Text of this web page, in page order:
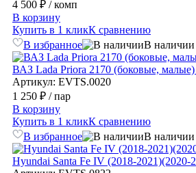
4 500 ₽ / комп
В корзину
Купить в 1 кликК сравнению
В избранное
В наличии
ВАЗ Lada Priora 2170 (боковые, малые)
Артикул: EVTS.0020
1 250 ₽ / пар
В корзину
Купить в 1 кликК сравнению
В избранное
В наличии
Hyundai Santa Fe IV (2018-2021)(2020-